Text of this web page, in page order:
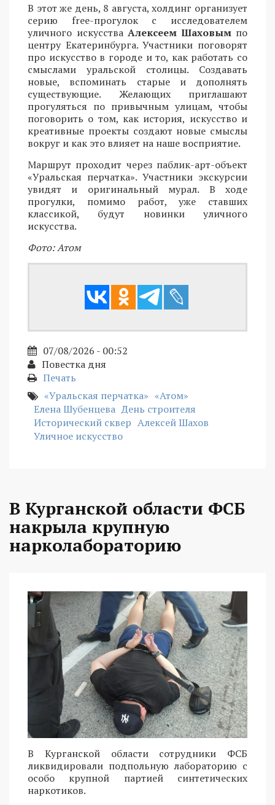
В этот же день, 8 августа, холдинг организует
серию free-прогулок с исследователем
уличного искусства Алексеем Шаховым по
центру Екатеринбурга. Участники поговорят
про искусство в городе и то, как работать со
смыслами уральской столицы. Создавать
новые, вспоминать старые и дополнять
существующие. Желающих приглашают
прогуляться по привычным улицам, чтобы
поговорить о том, как история, искусство и
креативные проекты создают новые смыслы
вокруг и как это влияет на наше восприятие.
Маршрут проходит через паблик-арт-объект
«Уральская перчатка». Участники экскурсии
увидят и оригинальный мурал. В ходе
прогулки, помимо работ, уже ставших
классикой, будут новинки уличного
искусства.
Фото: Атом
07/08/2026 - 00:52
Повестка дня
Печать
«Уральская перчатка» «Атом»
Елена Шубенцева День строителя
Исторический сквер Алексей Шахов
Уличное искусство
В Курганской области ФСБ
накрыла крупную
нарколабораторию
В Курганской области сотрудники ФСБ
ликвидировали подпольную лабораторию с
особо крупной партией синтетических
наркотиков.